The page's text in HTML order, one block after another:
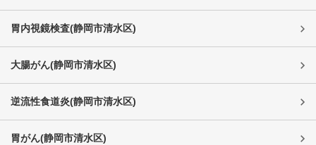
胃内視鏡検査(静岡市清水区)
大腸がん(静岡市清水区)
逆流性食道炎(静岡市清水区)
胃がん(静岡市清水区)